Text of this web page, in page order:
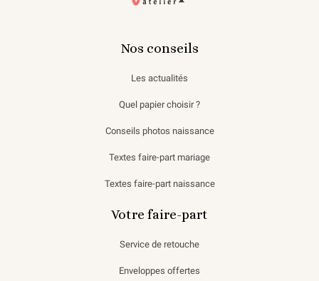
Nos conseils
Les actualités
Quel papier choisir ?
Conseils photos naissance
Textes faire-part mariage
Textes faire-part naissance
Votre faire-part
Service de retouche
Enveloppes offertes